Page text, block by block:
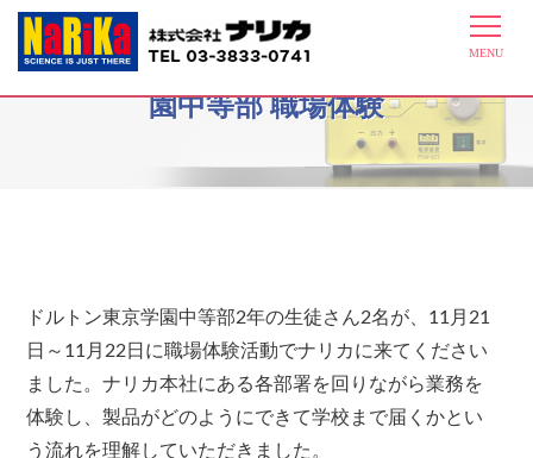
11月21日～11月22日ドルトン東京学
園中等部 職場体験
ドルトン東京学園中等部2年の生徒さん2名が、11月21
日～11月22日に職場体験活動でナリカに来てください
ました。ナリカ本社にある各部署を回りながら業務を
体験し、製品がどのようにできて学校まで届くかとい
う流れを理解していただきました。